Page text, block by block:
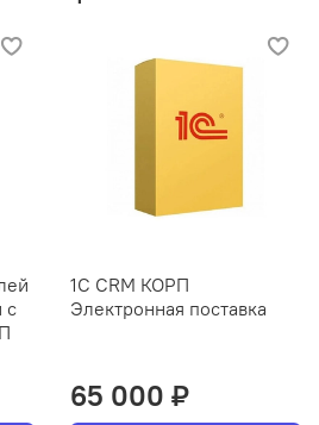
с
1С CRM КОРП
Электронная поставка
65 000 ₽